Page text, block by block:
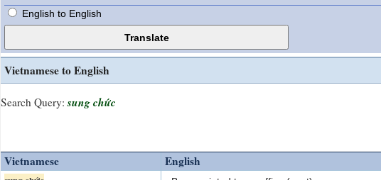
English to English
Vietnamese to English
Search Query: sung chức
Vietnamese English